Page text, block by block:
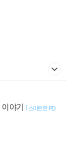
야기 [스마트한 PD